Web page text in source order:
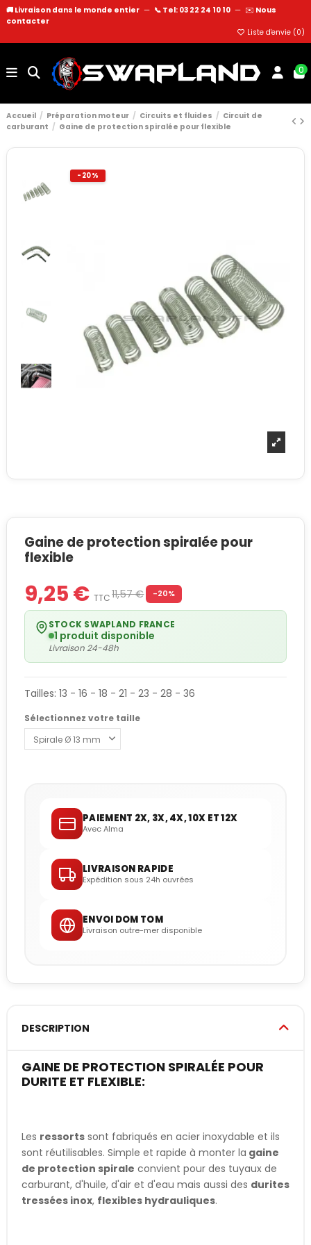
🚚 Livraison dans le monde entier — 📞 Tel: 03 22 24 10 10 — ✉️ Nous
contacter
Liste d'envie (0)
0
Accueil Préparation moteur Circuits et fluides
Circuit de
carburant
Gaine de protection spiralée pour flexible
-20%
Gaine de protection spiralée pour
flexible
9,25 € TTC11,57 € -20%
STOCK SWAPLAND FRANCE
1 produit disponible
Livraison 24-48h
Tailles: 13 - 16 - 18 - 21 - 23 - 28 - 36
Sélectionnez votre taille
PAIEMENT 2X, 3X, 4X, 10X ET 12X
Avec Alma
LIVRAISON RAPIDE
Expédition sous 24h ouvrées
ENVOI DOM TOM
Livraison outre-mer disponible
DESCRIPTION
GAINE DE PROTECTION SPIRALÉE POUR
DURITE ET FLEXIBLE:
Les ressorts sont fabriqués en acier inoxydable et ils
sont réutilisables. Simple et rapide à monter la gaine
de protection spirale convient pour des tuyaux de
carburant, d'huile, d'air et d'eau mais aussi des durites
tressées inox, flexibles hydrauliques.